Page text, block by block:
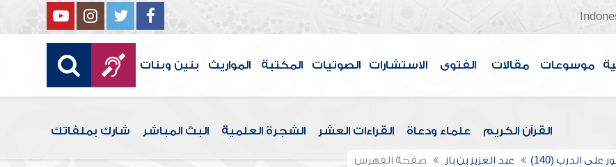
موسوعات مقالات الفتوى الاستشارات الصوتيات المكتبة المواريث بنين وبنات
القرآن الكريم علماء ودعاة القراءات العشر الشجرة العلمية البث المباشر شارك بملفاتك
على الدرب (140) عبد العزيز بن باز صفحة الفهرس